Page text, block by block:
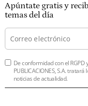
Apúntate gratis y
temas del día
De conformidad con el RGPD
PUBLICACIONES, S.A.
noticias de actualidad.